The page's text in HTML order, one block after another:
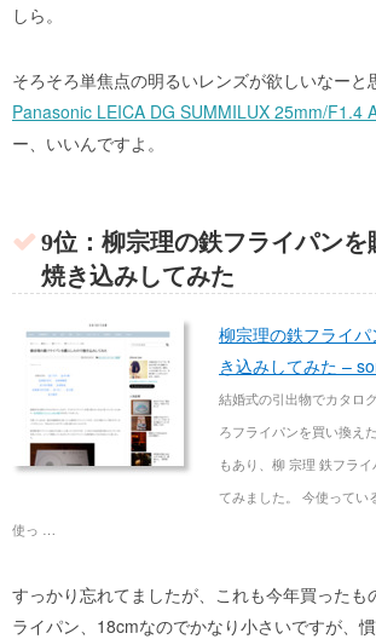
しら。
そろそろ単焦点の明るいレンズが欲しいなーと
Panasonic LEICA DG SUMMILUX 25mm/F1.4
ー、いいんですよ。
9位：柳宗理の鉄フライパンを
焼き込みしてみた
柳宗理の鉄フライ
き込みしてみた –
結婚式の引出物でカタロ
ろフライパンを買い換え
もあり、柳 宗理 鉄フラ
てみました。 今使ってい
使っ …
すっかり忘れてましたが、これも今年買ったも
ライパン、18cmなのでかなり小さいですが、